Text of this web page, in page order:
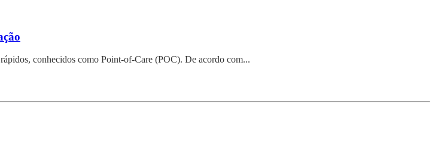
conhecidos como Point-of-Care (POC). De acordo com...